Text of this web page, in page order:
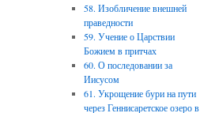
58. Изобличение внешней
праведности
59. Учение о Царствии
Божием в притчах
60. О последовании за
Иисусом
61. Укрощение бури на пути
через Геннисаретское озеро в